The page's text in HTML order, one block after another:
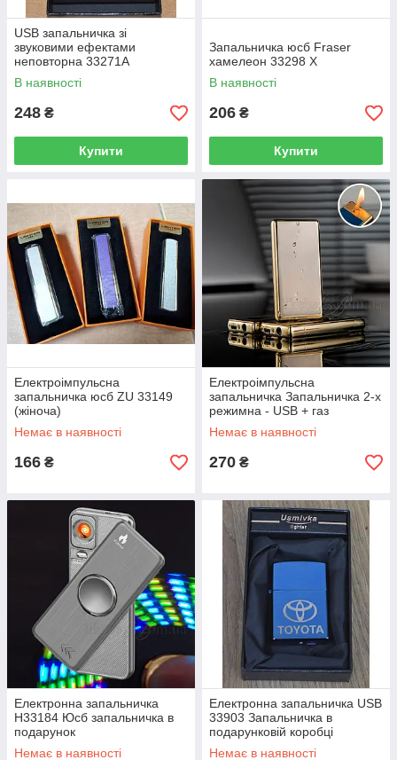
USB запальничка зі
звуковими ефектами
неповторна 33271A
В наявності
248 ₴
Купити
Запальничка юсб Fraser
хамелеон 33298 Х
В наявності
206 ₴
Купити
Електроімпульсна
запальничка юсб ZU 33149
(жіноча)
Немає в наявності
166 ₴
Електроімпульсна
запальничка Запальничка 2-х
режимна - USB + газ
Немає в наявності
270 ₴
Електронна запальничка
H33184 Юсб запальничка в
подарунок
Немає в наявності
Електронна запальничка USB
33903 Запальничка в
подарунковій коробці
Немає в наявності